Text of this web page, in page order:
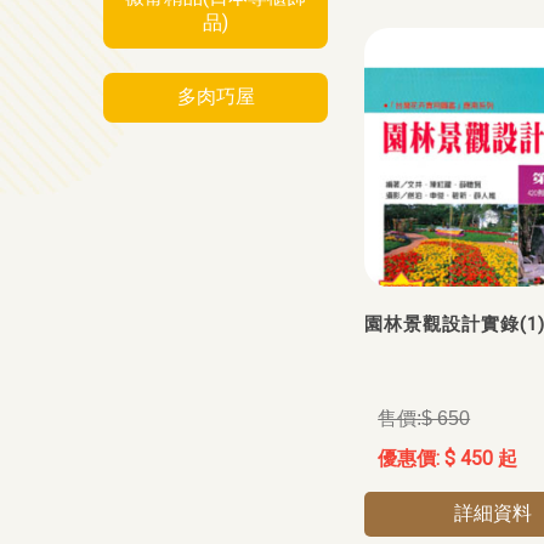
品)
多肉巧屋
園林景觀設計實錄
$ 650
$ 450 起
詳細資料